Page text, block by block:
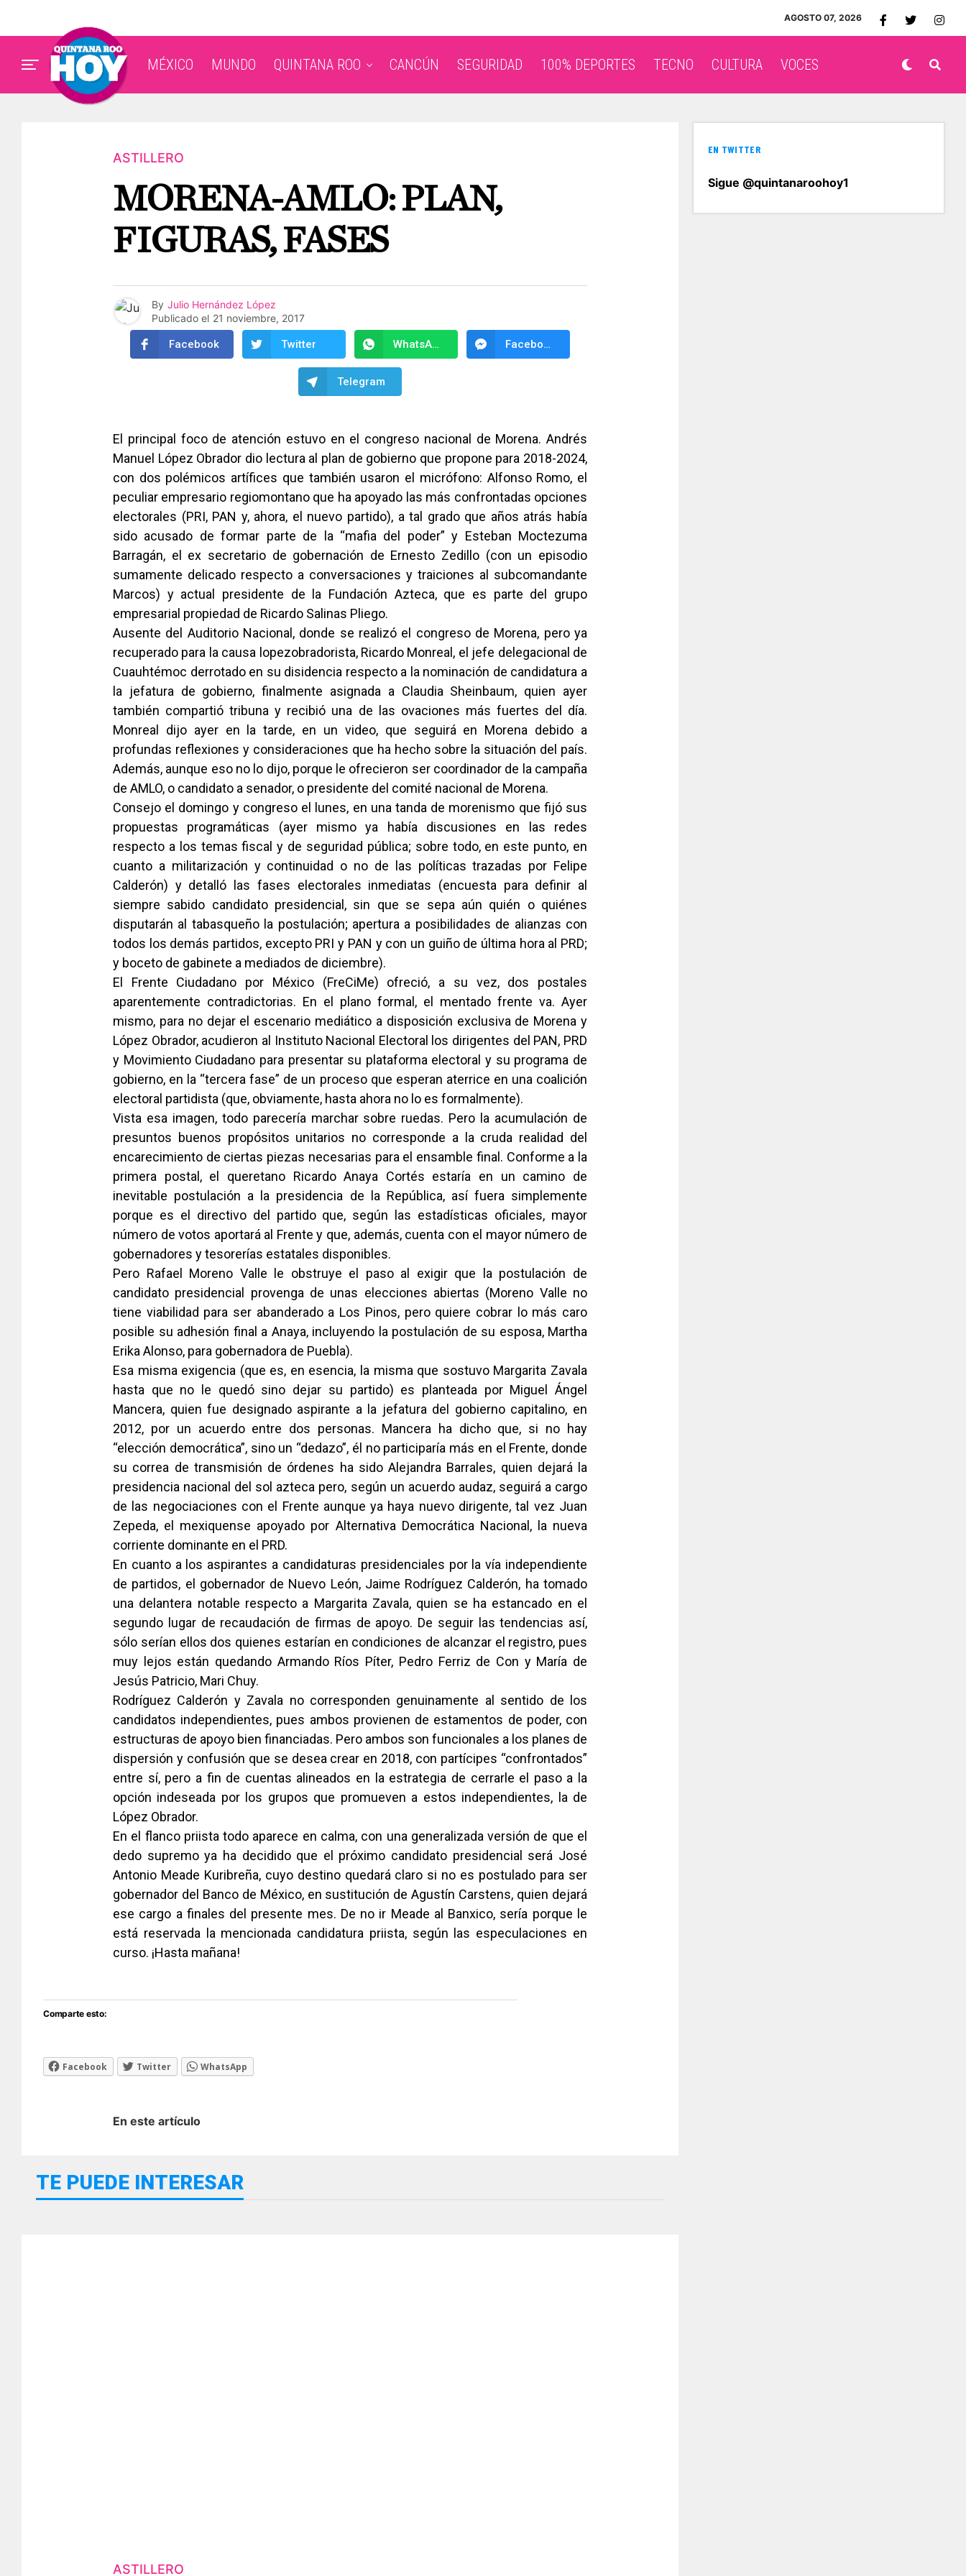
AGOSTO 07, 2026
MÉXICO MUNDO QUINTANA ROO CANCÚN SEGURIDAD 100% DEPORTES TECNO CULTURA VOCES
ASTILLERO
MORENA-AMLO: PLAN,
FIGURAS, FASES
By Julio Hernández López
Publicado el 21 noviembre, 2017
Facebook Twitter WhatsApp Facebook Messenger
Telegram
El principal foco de atención estuvo en el congreso nacional de Morena. Andrés
Manuel López Obrador dio lectura al plan de gobierno que propone para 2018-2024,
con dos polémicos artífices que también usaron el micrófono: Alfonso Romo, el
peculiar empresario regiomontano que ha apoyado las más confrontadas opciones
electorales (PRI, PAN y, ahora, el nuevo partido), a tal grado que años atrás había
sido acusado de formar parte de la “mafia del poder” y Esteban Moctezuma
Barragán, el ex secretario de gobernación de Ernesto Zedillo (con un episodio
sumamente delicado respecto a conversaciones y traiciones al subcomandante
Marcos) y actual presidente de la Fundación Azteca, que es parte del grupo
empresarial propiedad de Ricardo Salinas Pliego.
Ausente del Auditorio Nacional, donde se realizó el congreso de Morena, pero ya
recuperado para la causa lopezobradorista, Ricardo Monreal, el jefe delegacional de
Cuauhtémoc derrotado en su disidencia respecto a la nominación de candidatura a
la jefatura de gobierno, finalmente asignada a Claudia Sheinbaum, quien ayer
también compartió tribuna y recibió una de las ovaciones más fuertes del día.
Monreal dijo ayer en la tarde, en un video, que seguirá en Morena debido a
profundas reflexiones y consideraciones que ha hecho sobre la situación del país.
Además, aunque eso no lo dijo, porque le ofrecieron ser coordinador de la campaña
de AMLO, o candidato a senador, o presidente del comité nacional de Morena.
Consejo el domingo y congreso el lunes, en una tanda de morenismo que fijó sus
propuestas programáticas (ayer mismo ya había discusiones en las redes
respecto a los temas fiscal y de seguridad pública; sobre todo, en este punto, en
cuanto a militarización y continuidad o no de las políticas trazadas por Felipe
Calderón) y detalló las fases electorales inmediatas (encuesta para definir al
siempre sabido candidato presidencial, sin que se sepa aún quién o quiénes
disputarán al tabasqueño la postulación; apertura a posibilidades de alianzas con
todos los demás partidos, excepto PRI y PAN y con un guiño de última hora al PRD;
y boceto de gabinete a mediados de diciembre).
El Frente Ciudadano por México (FreCiMe) ofreció, a su vez, dos postales
aparentemente contradictorias. En el plano formal, el mentado frente va. Ayer
mismo, para no dejar el escenario mediático a disposición exclusiva de Morena y
López Obrador, acudieron al Instituto Nacional Electoral los dirigentes del PAN, PRD
y Movimiento Ciudadano para presentar su plataforma electoral y su programa de
gobierno, en la “tercera fase” de un proceso que esperan aterrice en una coalición
electoral partidista (que, obviamente, hasta ahora no lo es formalmente).
Vista esa imagen, todo parecería marchar sobre ruedas. Pero la acumulación de
presuntos buenos propósitos unitarios no corresponde a la cruda realidad del
encarecimiento de ciertas piezas necesarias para el ensamble final. Conforme a la
primera postal, el queretano Ricardo Anaya Cortés estaría en un camino de
inevitable postulación a la presidencia de la República, así fuera simplemente
porque es el directivo del partido que, según las estadísticas oficiales, mayor
número de votos aportará al Frente y que, además, cuenta con el mayor número de
gobernadores y tesorerías estatales disponibles.
Pero Rafael Moreno Valle le obstruye el paso al exigir que la postulación de
candidato presidencial provenga de unas elecciones abiertas (Moreno Valle no
tiene viabilidad para ser abanderado a Los Pinos, pero quiere cobrar lo más caro
posible su adhesión final a Anaya, incluyendo la postulación de su esposa, Martha
Erika Alonso, para gobernadora de Puebla).
Esa misma exigencia (que es, en esencia, la misma que sostuvo Margarita Zavala
hasta que no le quedó sino dejar su partido) es planteada por Miguel Ángel
Mancera, quien fue designado aspirante a la jefatura del gobierno capitalino, en
2012, por un acuerdo entre dos personas. Mancera ha dicho que, si no hay
“elección democrática”, sino un “dedazo”, él no participaría más en el Frente, donde
su correa de transmisión de órdenes ha sido Alejandra Barrales, quien dejará la
presidencia nacional del sol azteca pero, según un acuerdo audaz, seguirá a cargo
de las negociaciones con el Frente aunque ya haya nuevo dirigente, tal vez Juan
Zepeda, el mexiquense apoyado por Alternativa Democrática Nacional, la nueva
corriente dominante en el PRD.
En cuanto a los aspirantes a candidaturas presidenciales por la vía independiente
de partidos, el gobernador de Nuevo León, Jaime Rodríguez Calderón, ha tomado
una delantera notable respecto a Margarita Zavala, quien se ha estancado en el
segundo lugar de recaudación de firmas de apoyo. De seguir las tendencias así,
sólo serían ellos dos quienes estarían en condiciones de alcanzar el registro, pues
muy lejos están quedando Armando Ríos Píter, Pedro Ferriz de Con y María de
Jesús Patricio, Mari Chuy.
Rodríguez Calderón y Zavala no corresponden genuinamente al sentido de los
candidatos independientes, pues ambos provienen de estamentos de poder, con
estructuras de apoyo bien financiadas. Pero ambos son funcionales a los planes de
dispersión y confusión que se desea crear en 2018, con partícipes “confrontados”
entre sí, pero a fin de cuentas alineados en la estrategia de cerrarle el paso a la
opción indeseada por los grupos que promueven a estos independientes, la de
López Obrador.
En el flanco priista todo aparece en calma, con una generalizada versión de que el
dedo supremo ya ha decidido que el próximo candidato presidencial será José
Antonio Meade Kuribreña, cuyo destino quedará claro si no es postulado para ser
gobernador del Banco de México, en sustitución de Agustín Carstens, quien dejará
ese cargo a finales del presente mes. De no ir Meade al Banxico, sería porque le
está reservada la mencionada candidatura priista, según las especulaciones en
curso. ¡Hasta mañana!
Comparte esto:
Facebook Twitter WhatsApp
En este artículo
TE PUEDE INTERESAR
ASTILLERO
EN TWITTER
Sigue @quintanaroohoy1